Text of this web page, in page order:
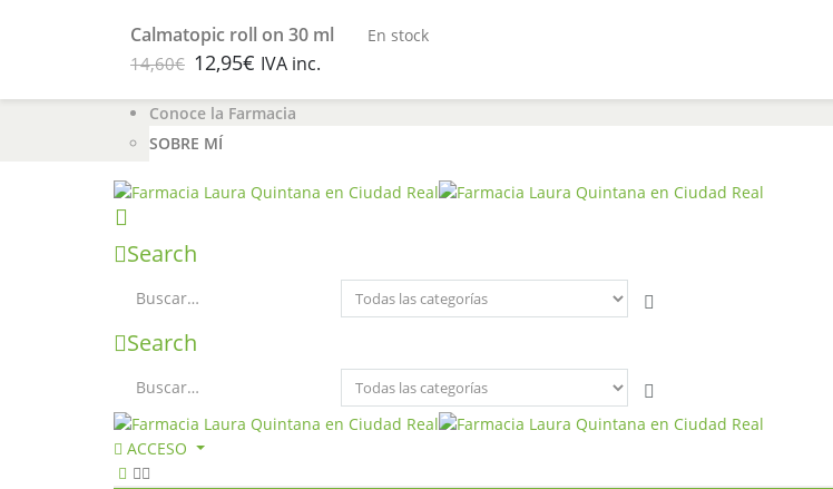
Servicio a Clientes
Contacto
Conoce la Farmacia
SOBRE MÍ
Search
Search
ACCESO
Calmatopic roll on 30 ml
14,60€ 12,95€ IVA inc.
En stock